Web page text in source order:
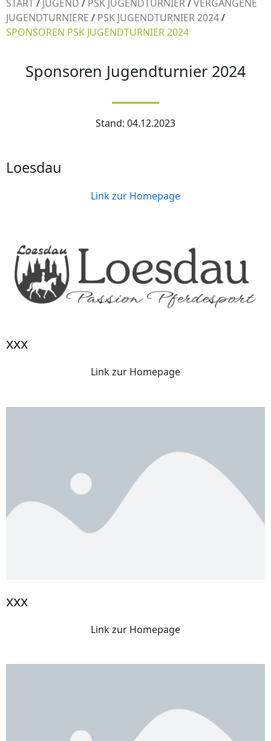
START/ JUGEND / PSK JUGENDTURNIER/VERGANGENE
JUGENDTURNIERE / PSK JUGENDTURNIER 2024/
SPONSOREN PSK JUGENDTURNIER 2024
Sponsoren Jugendturnier 2024
Stand: 04.12.2023
Loesdau
Link zur Homepage
xxx
Link zur Homepage
xxx
Link zur Homepage